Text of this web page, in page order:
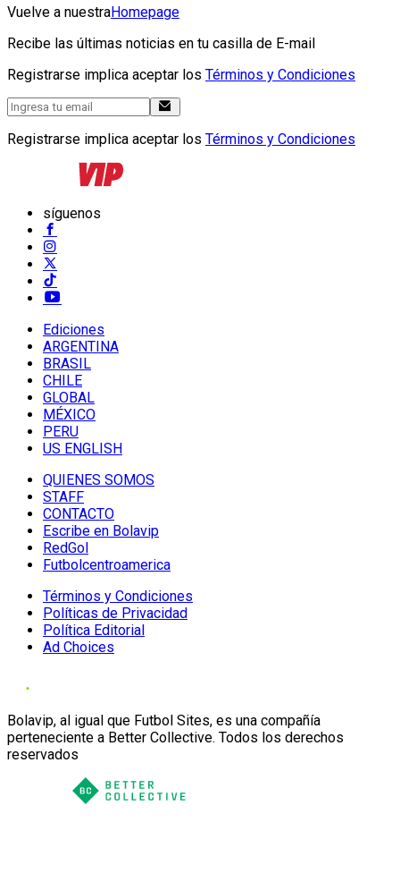
Vuelve a nuestraHomepage
Recibe las últimas noticias en tu casilla de E-mail
Registrarse implica aceptar los Términos y Condiciones
Registrarse implica aceptar los Términos y Condiciones
síguenos
Ediciones
ARGENTINA
BRASIL
CHILE
GLOBAL
MÉXICO
PERU
US ENGLISH
QUIENES SOMOS
STAFF
CONTACTO
Escribe en Bolavip
RedGol
Futbolcentroamerica
Términos y Condiciones
Políticas de Privacidad
Política Editorial
Ad Choices
Bolavip, al igual que Futbol Sites, es una compañía
perteneciente a Better Collective. Todos los derechos
reservados